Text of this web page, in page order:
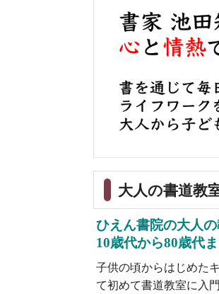
大人の書道教
ひえん書院の大人の
10歳代から80歳代
子供の頃からはじめた
て初めて書道教室に入